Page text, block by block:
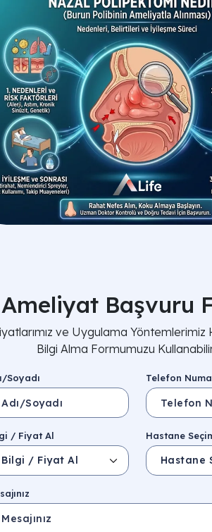
Ameliyat Başvuru
ve Uygulama Yöntemlerimiz
Bilgi Alma Formumuzu
Soyadı Telefon
/ Fiyat Al Hastane